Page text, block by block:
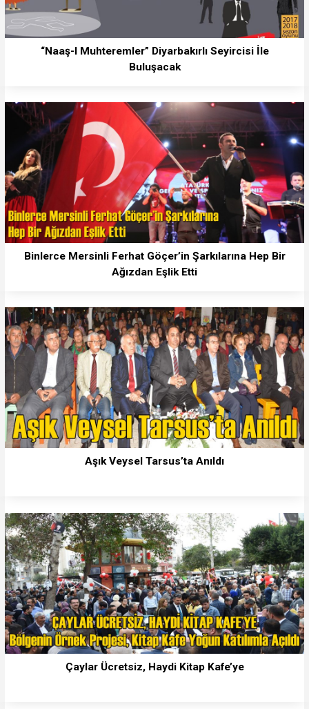
“Naaş-I Muhteremler” Diyarbakırlı Seyircisi İle
Buluşacak
Binlerce Mersinli Ferhat Göçer’in Şarkılarına Hep Bir
Ağızdan Eşlik Etti
Aşık Veysel Tarsus’ta Anıldı
Çaylar Ücretsiz, Haydi Kitap Kafe’ye